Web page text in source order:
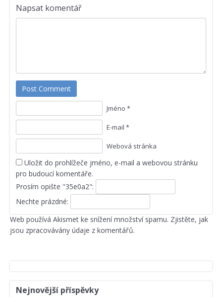
Napsat komentář
Post Comment
Jméno *
E-mail *
Webová stránka
Uložit do prohlížeče jméno, e-mail a webovou stránku
pro budoucí komentáře.
Prosím opište "35e0a2":
Nechte prázdné:
Web používá Akismet ke snížení množství spamu. Zjistěte, jak
jsou zpracovávány údaje z komentářů.
Nejnovější příspěvky